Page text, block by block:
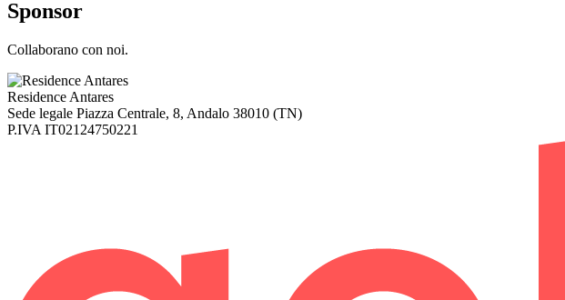
Sponsor
Collaborano con noi.
Residence Antares
Sede legale Piazza Centrale, 8, Andalo 38010 (TN)
P.IVA IT02124750221